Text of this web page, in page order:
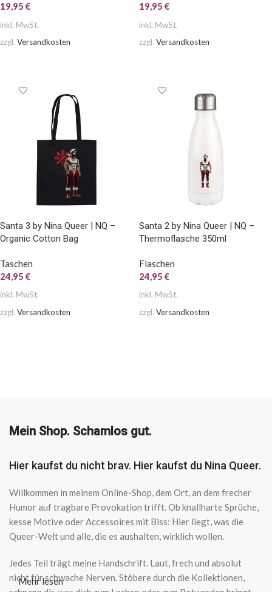
19,95 €
inkl. MwSt.
zzgl. Versandkosten
19,95 €
inkl. MwSt.
zzgl. Versandkosten
Santa 3 by Nina Queer | NQ –
Organic Cotton Bag
Taschen
24,95 €
inkl. MwSt.
zzgl. Versandkosten
Santa 2 by Nina Queer | NQ –
Thermoflasche 350ml
Flaschen
24,95 €
inkl. MwSt.
zzgl. Versandkosten
Mein Shop. Schamlos gut.
Hier kaufst du nicht brav. Hier kaufst du Nina Queer.
Willkommen in meinem Online-Shop, dem Ort, an dem frecher
Humor auf tragbare Provokation trifft. Ob knallharte Sprüche,
kesse Motive oder Accessoires mit Biss: Hier liegt, was die
Queer-Welt und alle, die es aushalten, wirklich wollen.
Jedes Teil trägt meine Handschrift. Laut, frech und absolut
nicht für schwache Nerven. Stöbere durch die Kollektionen,
Mehr lesen